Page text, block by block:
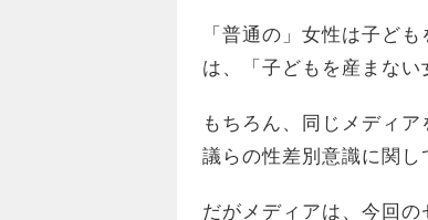
「普通の」女性は子ど
は、「子どもを産まない
もちろん、同じメディ
議らの性差別意識に関し
だがメディアは、今回